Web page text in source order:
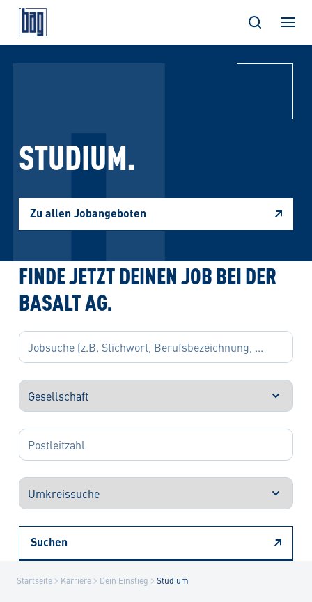
STUDIUM.
Zu allen Jobangeboten
FINDE JETZT DEINEN JOB BEI DER
BASALT AG.
Suchen
Startseite Karriere Dein Einstieg Studium